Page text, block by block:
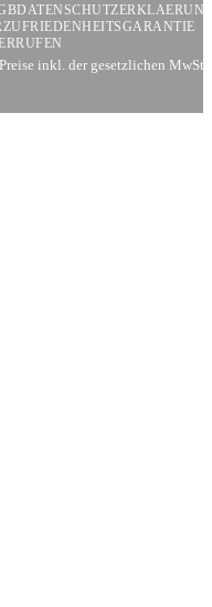
ZUFRIEDENHEITSGARANTIE
Preise inkl. der gesetzlichen MwSt.